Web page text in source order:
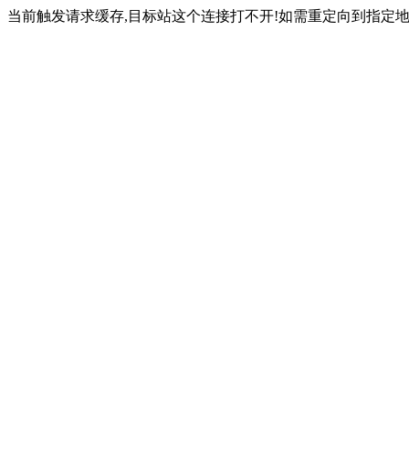
当前触发请求缓存,目标站这个连接打不开!如需重定向到指定